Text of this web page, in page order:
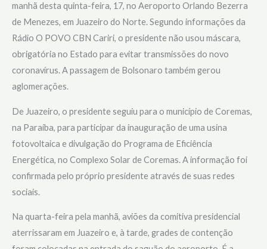
manhã desta quinta-feira, 17, no Aeroporto Orlando Bezerra
de Menezes, em Juazeiro do Norte. Segundo informações da
Rádio O POVO CBN Cariri, o presidente não usou máscara,
obrigatória no Estado para evitar transmissões do novo
coronavírus. A passagem de Bolsonaro também gerou
aglomerações.
De Juazeiro, o presidente seguiu para o município de Coremas,
na Paraíba, para participar da inauguração de uma usina
fotovoltaica e divulgação do Programa de Eficiência
Energética, no Complexo Solar de Coremas. A informação foi
confirmada pelo próprio presidente através de suas redes
sociais.
Na quarta-feira pela manhã, aviões da comitiva presidencial
aterrissaram em Juazeiro e, à tarde, grades de contenção